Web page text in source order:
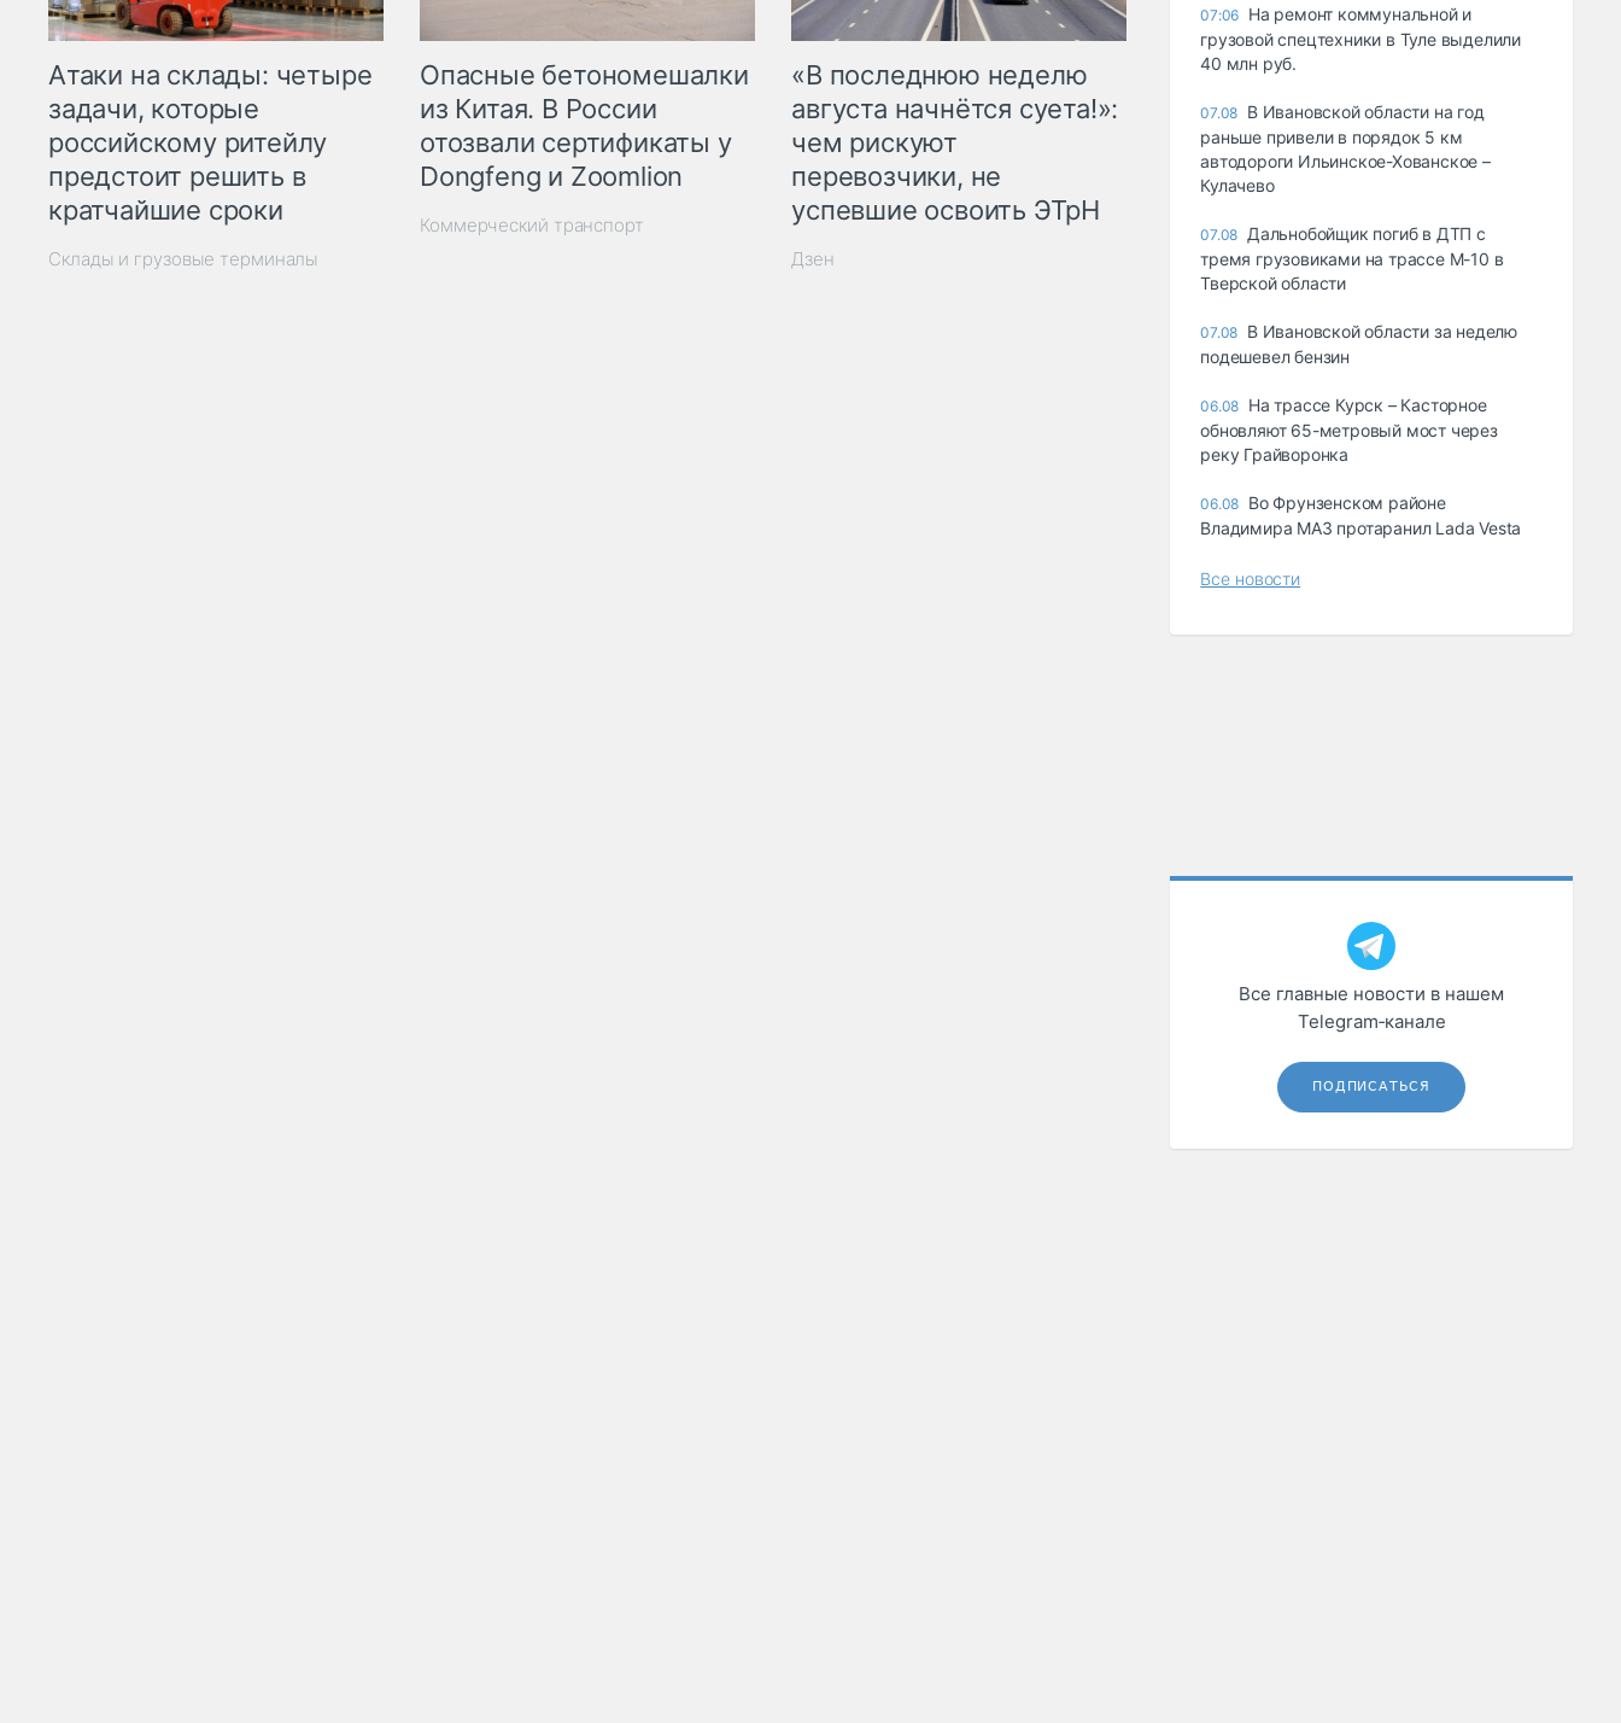
Атаки на склады: четыре
задачи, которые
российскому ритейлу
предстоит решить в
кратчайшие сроки
Склады и грузовые терминалы
Опасные бетономешалки
из Китая. В России
отозвали сертификаты у
Dongfeng и Zoomlion
Коммерческий транспорт
«В последнюю неделю
августа начнётся суета!»:
чем рискуют
перевозчики, не
успевшие освоить ЭТрН
Дзен
07:06 На ремонт коммунальной и
грузовой спецтехники в Туле выделили
40 млн руб.
07.08 В Ивановской области на год
раньше привели в порядок 5 км
автодороги Ильинское-Хованское –
Кулачево
07.08 Дальнобойщик погиб в ДТП с
тремя грузовиками на трассе М-10 в
Тверской области
07.08 В Ивановской области за неделю
подешевел бензин
06.08 На трассе Курск – Касторное
обновляют 65-метровый мост через
реку Грайворонка
06.08 Во Фрунзенском районе
Владимира МАЗ протаранил Lada Vesta
Все новости
Все главные новости в нашем
Telegram‑канале
ПОДПИСАТЬСЯ